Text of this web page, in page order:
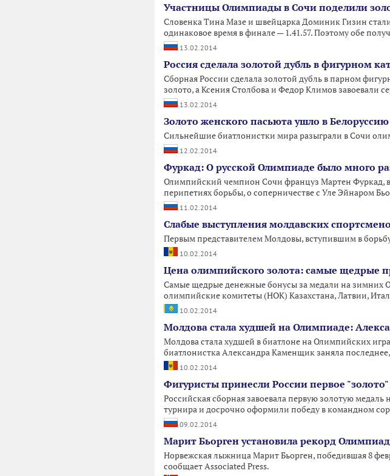
Участницы Олимпиады в Сочи поделили
Словенка Тина Мазе и швейцарка Доминик Гизин
одинаковое время в финале — 1.41.57. Поэтому обе
13.02.2014
Россия сделала золотой дубль в фигурном
Сборная России сделала золотой дубль в парном
золото, а Ксения Столбова и Федор Климов завоевали
13.02.2014
Золото женского пасьюта ушло в Белоруссию
Сильнейшие биатлонистки мира разыграли в Сочи
12.02.2014
Фуркад: О русской Олимпиаде было много
Олимпийский чемпион Сочи француз Мартен Фуркад,
перипетиях борьбы, о соперничестве с Уле Эйнаром
11.02.2014
Слабые выступления молдавских
Первым представителем Молдовы, вступившим в
10.02.2014
Цена олимпийского золота: самые щедрые
Самые щедрые денежные бонусы за медали на зимних
олимпийские комитеты (НОК) Казахстана, Латвии,
10.02.2014
Молдова стала худшей на Олимпиаде:
Молдова стала худшей в биатлоне на Олимпийских
биатлонистка Александра Каменщик заняла
10.02.2014
Фигуристы принесли России первое
Российская сборная завоевала первую золотую
турнира и досрочно оформили победу в командном
09.02.2014
Марит Бьорген установила рекорд Олимпиад
Норвежская лыжница Марит Бьорген, победившая 8
сообщает Associated Press.